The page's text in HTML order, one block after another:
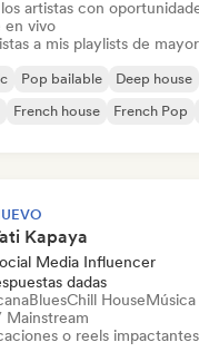
artistas con
en vivo
a mis playlists de
Pop bailable Deep house
French house French Pop
Kapaya
Media Influencer
dadas
BluesChill House
o reels